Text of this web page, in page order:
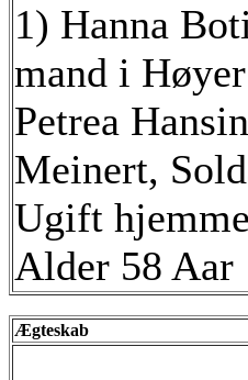
1) Hanna
mand i
Petrea
Meinert,
Ugift
Alder 58 Aar
Ægteskab